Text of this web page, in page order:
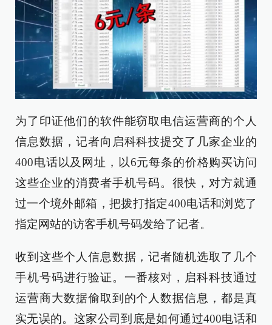
为了印证他们的软件能窃取电信运营商的个人
信息数据，记者向启科科技提交了几家企业的
400电话以及网址，以6元每条的价格购买访问
这些企业的消费者手机号码。很快，对方就通
过一个境外邮箱，把拨打指定400电话和浏览了
指定网站的访客手机号码发给了记者。
收到这些个人信息数据，记者随机选取了几个
手机号码进行验证。一番核对，启科科技通过
运营商大数据偷取到的个人数据信息，都是真
实无误的。这家公司到底是如何通过400电话和